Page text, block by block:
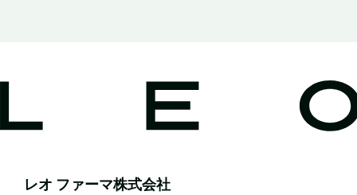
レオ ファーマ株式会社